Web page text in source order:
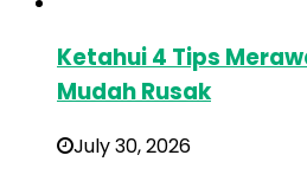
Ketahui 4 Tips
Mudah Rusak
July 30, 2026